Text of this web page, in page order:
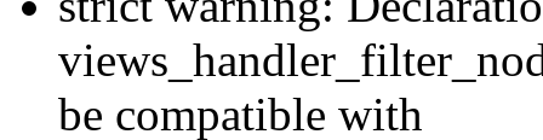
be compatible with